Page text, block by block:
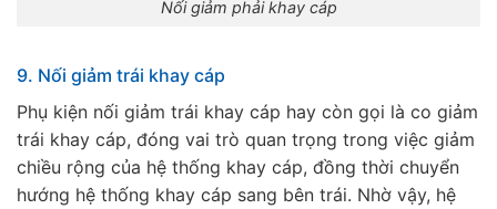
Nối giảm phải khay cáp
9. Nối giảm trái khay cáp
Phụ kiện nối giảm trái khay cáp hay còn gọi là co giảm
trái khay cáp, đóng vai trò quan trọng trong việc giảm
chiều rộng của hệ thống khay cáp, đồng thời chuyển
hướng hệ thống khay cáp sang bên trái. Nhờ vậy, hệ